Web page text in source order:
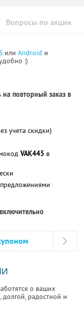
Вопросы по акции
или Android и
:)
повторный заказ в
учета скидки)
VAK445 в
о ваших
радостной и